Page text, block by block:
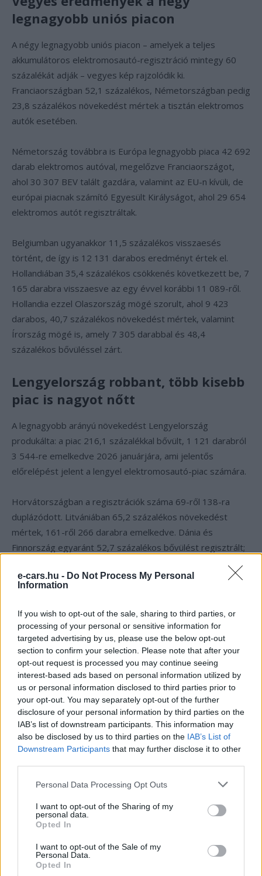
e-cars.hu - Do Not Process My Personal
Information
If you wish to opt-out of the sale, sharing to third parties, or
processing of your personal or sensitive information for
targeted advertising by us, please use the below opt-out
section to confirm your selection. Please note that after your
opt-out request is processed you may continue seeing
interest-based ads based on personal information utilized by
us or personal information disclosed to third parties prior to
your opt-out. You may separately opt-out of the further
disclosure of your personal information by third parties on the
IAB’s list of downstream participants. This information may
also be disclosed by us to third parties on the IAB’s List of
Downstream Participants that may further disclose it to other
Personal Data Processing Opt Outs
I want to opt-out of the Sharing of my
personal data.
Opted In
I want to opt-out of the Sale of my
Personal Data.
Opted In
legnagyobb uniós piacon
A négy legnagyobb uniós piacon – amelyek a teljes
akkumulátoros elektromosautó-regisztráció mintegy 60
százalékát adják – vegyes kép rajzolódik ki.
Franciaországban 52,1 százalékos, Németországban pedig
23,8 százalékos növekedést mértek a tisztán elektromos
autók esetében.
Németország továbbra is Európa legnagyobb piaca 42 692
darab elektromos autóval, megelőzve Franciaországot,
ahol 30 307 BEV talált gazdára, valamint az EU-n kívüli, de
európai piacnak számító Egyesült Királyságot, ahol 29 654
elektromos autót regisztráltak.
Belgiumban ugyanakkor 11,5 százalékos visszaesés
történt, de így is 12 131 darabos eredményt értek el.
Hollandiában 35,4 százalékos csökkenés következett be, 7
165 darabra visszaesve az egy évvel korábbi 11 089-ről.
Hollandia ezzel Olaszország mögé szorult, ahol 9 423
darabos, 40,7 százalékos növekedést mértek, valamint
Írország mögé is, amely 7 305 darabbal és 48,4
százalékos bővüléssel zárt.
Lengyelország robbant, több kisebb
piac is nagyot nőtt
A legnagyobb arányú növekedést Lengyelország
produkálta: a piac 216,1 százalékkal bővült, 1 121 darabról
3 544-re emelkedve 2026 januárjára, ami jelentős
előrelépést jelent a lengyel elektromosautó-piac számára.
Horvátországban a regisztrációk száma 69-ről 138-ra
duplázódott. Litvániában 65,2 százalékos növekedést
mértek, 161-ről 266 darabra emelkedve. Dánia és
Finnország egyaránt 52,7 százalékos bővülést regisztrált;
Finnország esetében ez 1 641-ről 2 505 darabra történő
emelkedést jelentett.
EU-n kívüli piacok és a Tesla
teljesítménye
Az EU-n kívüli európai piacokon az elmúlt időszakban
hasonló növekedési trend volt megfigyelhető, mint az
unióban, bár 2026 elején ez megtorpant. Az Egyesült
Királyság gyakorlatilag stagnált 0,1 százalékos
növekedéssel, míg Norvégiában – az ország teljes
autópiacával együtt – jelentős visszaesés következett be
az évforduló környékén.
különbözteti meg a hajtáslánc-típusokat. Emiatt
lényegében csak a kizárólag tisztán elektromos autókat
gyártó Tesla, Inc. teljesítménye vizsgálható külön. A vállalat
1,6 százalékkal kevesebb az egy évvel korábbi 7 305
darabhoz képest. A Tesla piaci részesedése így 0,9